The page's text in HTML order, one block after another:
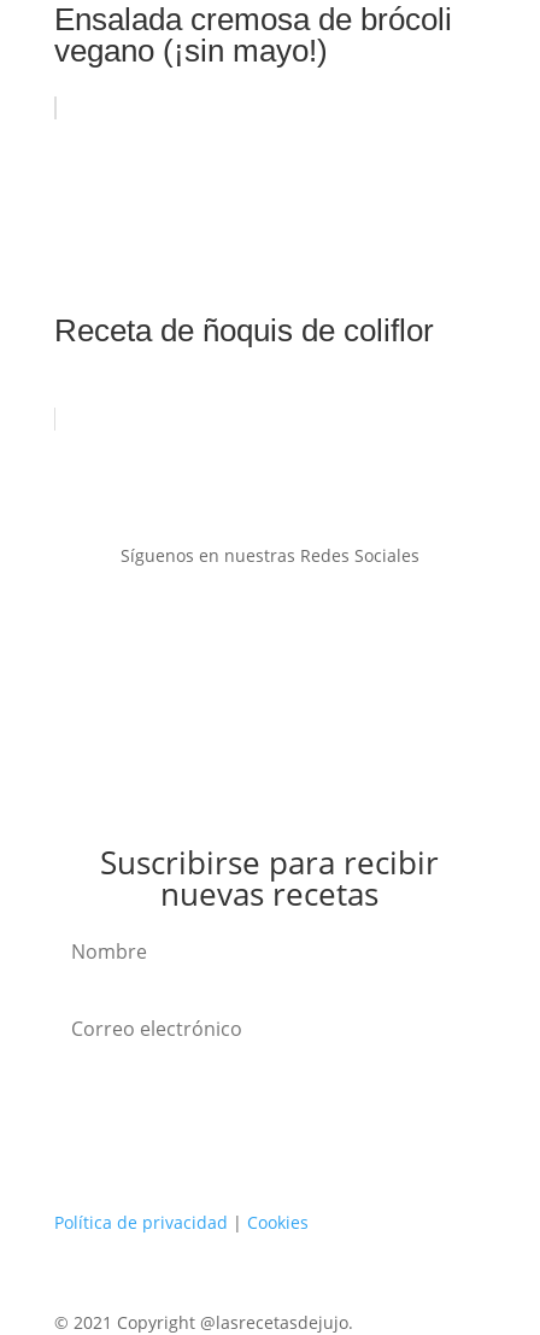
Ensalada cremosa de brócoli
vegano (¡sin mayo!)
Receta de ñoquis de coliflor
Síguenos en nuestras Redes Sociales
Suscribirse para recibir
nuevas recetas
Política de privacidad | Cookies
© 2021 Copyright @lasrecetasdejujo.